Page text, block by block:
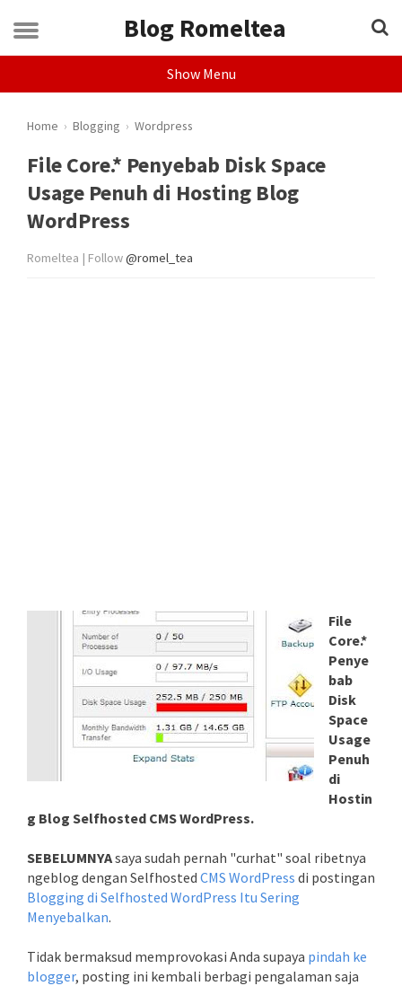
Blog Romeltea
Show Menu
Home › Blogging › Wordpress
File Core.* Penyebab Disk Space
Usage Penuh di Hosting Blog
WordPress
Romeltea | Follow@romel_tea
File
Core.*
Penye
bab
Disk
Space
Usage
Penuh
di
Hostin
g Blog Selfhosted CMS WordPress.
SEBELUMNYAsaya sudah pernah "curhat" soal ribetnya
ngeblog dengan Selfhosted CMS WordPress di postingan
Blogging di Selfhosted WordPress Itu Sering
Menyebalkan.
Tidak bermaksud memprovokasi Anda supaya pindah ke
blogger, posting ini kembali berbagi pengalaman saja